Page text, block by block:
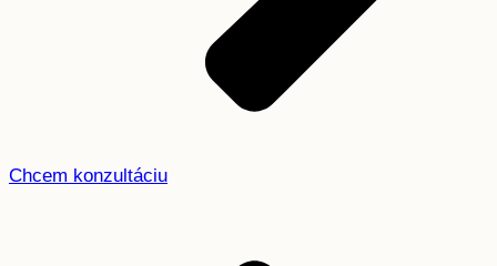
Chcem konzultáciu